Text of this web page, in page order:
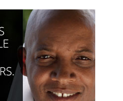
besar KAHMI akan menjadi
peduli kepada bangsa dan
kaum intelektual memiliki
ekonomi masyarakat
memprotes keadaan yang
ada upaya yang dirancang